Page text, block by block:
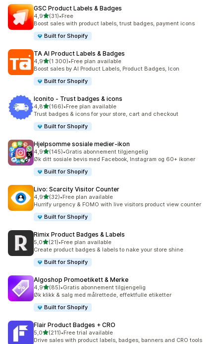
GSC Product Labels & Badges
4,9av 5 stjerner
(31)
Totalt 31 omtaler
•Free
Boost sales with product labels, trust badges, payment icons
Built for Shopify
TA AI Product Labels & Badges
4,9av 5 stjerner
(1 300)
Totalt 1300 omtaler
•Free plan available
Boost sales by AI Product Labels, Product Badges, Icon
Built for Shopify
Iconito ‑ Trust badges & icons
4,8av 5 stjerner
(166)
Totalt 166 omtaler
•Free plan available
Trust badges & icons for your store, cart and checkout
Built for Shopify
Hjelpsomme sosiale medier‑ikon
4,9av 5 stjerner
(145)
Totalt 145 omtaler
•Gratis abonnement tilgjengelig
Øk ditt sosiale bevis med Facebook, Instagram og 60+ ikoner
Built for Shopify
Livo: Scarcity Visitor Counter
4,9av 5 stjerner
(32)
Totalt 32 omtaler
•Free plan available
Hurrify urgency & FOMO with live visitors product view counter
Built for Shopify
Rimix Product Badges & Labels
5,0av 5 stjerner
(21)
Totalt 21 omtaler
•Free plan available
Create product badges & labels to nake your store shine
Built for Shopify
Algoshop Promoetikett & Merke
4,9av 5 stjerner
(85)
Totalt 85 omtaler
•Gratis abonnement tilgjengelig
Øk klikk & salg med målrettede, effektfulle etiketter
Built for Shopify
Flair Product Badges + CRO
5,0av 5 stjerner
(211)
Totalt 211 omtaler
•Free trial available
Drive sales with product labels, badges, banners and CRO tools